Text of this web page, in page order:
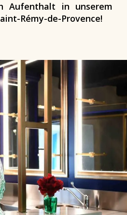
Aufenthalt in unserem
Rémy-de-Provence!